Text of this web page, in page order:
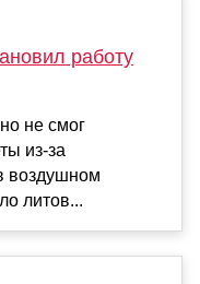
работу
не смог
из-за
воздушном
литов...